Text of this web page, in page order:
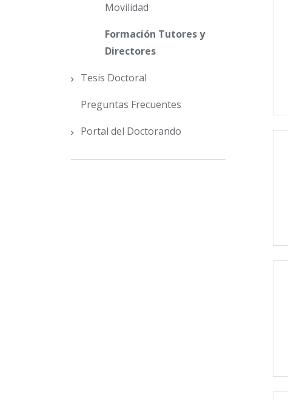
Movilidad
Formación Tutores y
Directores
Tesis Doctoral
Preguntas Frecuentes
Portal del Doctorando